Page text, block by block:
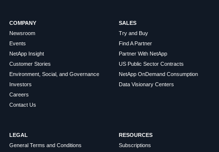
COMPANY
Newsroom
Events
NetApp Insight
Customer Stories
Environment, Social, and Governance
Investors
Careers
Contact Us
SALES
Try and Buy
Find A Partner
Partner With NetApp
US Public Sector Contracts
NetApp OnDemand Consumption
Data Visionary Centers
LEGAL
General Terms and Conditions
RESOURCES
Subscriptions